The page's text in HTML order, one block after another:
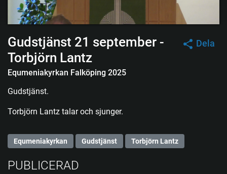
Dela
Gudstjänst 21 september -
Torbjörn Lantz
Equmeniakyrkan Falköping 2025
Gudstjänst.
Torbjörn Lantz talar och sjunger.
Equmeniakyrkan Gudstjänst Torbjörn Lantz
PUBLICERAD